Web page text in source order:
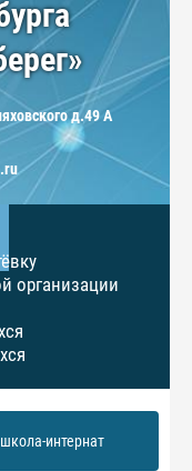
д.49 А
организации
интернат